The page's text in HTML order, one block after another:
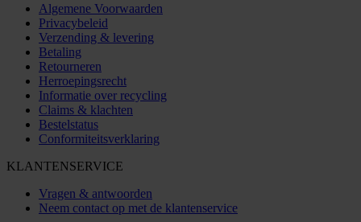
Algemene Voorwaarden
Privacybeleid
Verzending & levering
Betaling
Retourneren
Herroepingsrecht
Informatie over recycling
Claims & klachten
Bestelstatus
Conformiteitsverklaring
KLANTENSERVICE
Vragen & antwoorden
Neem contact op met de klantenservice